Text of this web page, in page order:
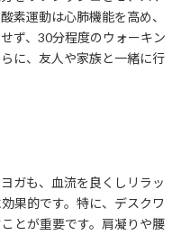
素運動は心肺機能を高め、
ず、30分程度のウォーキン
に、友人や家族と一緒に行
ガも、血流を良くしリラッ
果的です。特に、デスクワ
とが重要です。肩凝りや腰